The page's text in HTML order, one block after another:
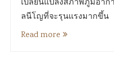
เปลี่ยนแปลงสภาพภูมิอาก
ลนีโญที่จะรุนแรงมากขึ้น
Read more